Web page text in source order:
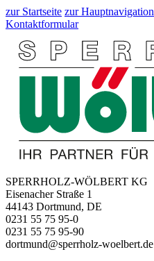
zur Startseite zur Hauptnavigation
Kontaktformular
SPERRHOLZ-WÖLBERT KG
Eisenacher Straße 1
44143 Dortmund, DE
0231 55 75 95-0
0231 55 75 95-90
dortmund@sperrholz-woelbert.de